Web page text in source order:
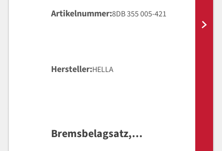
Artikelnummer 8DB 355 005-421
Hersteller HELLA
Bremsbelagsatz,